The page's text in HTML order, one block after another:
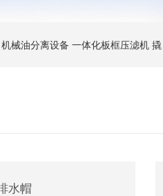
械油分离设备 一体化板框压滤机 撬装脱水机 厢式压泥机
水帽